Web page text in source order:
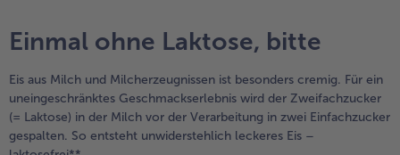
Einmal ohne Laktose, bitte
Eis aus Milch und Milcherzeugnissen ist besonders cremig. Für ein
uneingeschränktes Geschmackserlebnis wird der Zweifachzucker
(= Laktose) in der Milch vor der Verarbeitung in zwei Einfachzucker
gespalten. So entsteht unwiderstehlich leckeres Eis –